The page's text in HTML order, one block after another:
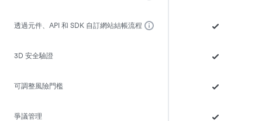
透過元件、API 和 SDK 自訂網站結帳流程
3D 安全驗證
可調整風險門檻
爭議管理